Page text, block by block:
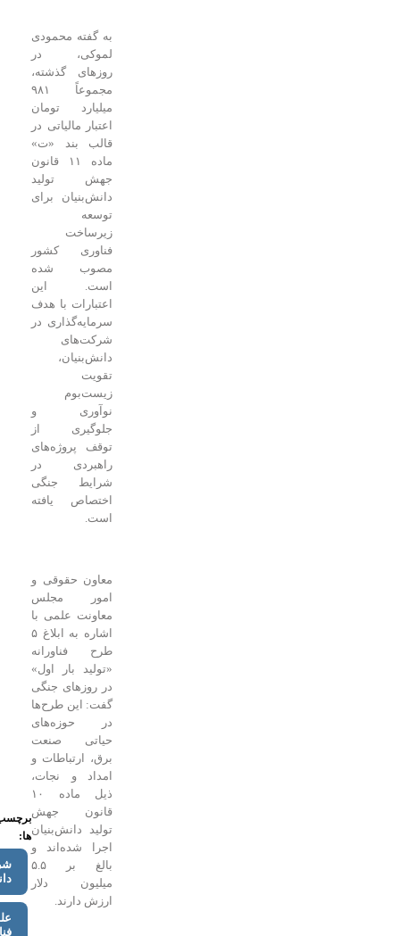
به گفته محمودی
لموکی، در
روزهای گذشته،
مجموعاً ۹۸۱
میلیارد تومان
اعتبار مالیاتی در
قالب بند «ت»
ماده ۱۱ قانون
جهش تولید
دانش‌بنیان برای
فناوری کشور
مصوب شده
است. این
اعتبارات با هدف
سرمایه‌گذاری در
نوآوری و
جلوگیری از
توقف پروژه‌های
راهبردی در
شرایط جنگی
اختصاص یافته
معاون حقوقی و
امور مجلس
معاونت علمی با
اشاره به ابلاغ ۵
طرح فناورانه
«تولید بار اول»
در روزهای جنگی
گفت: این طرح‌ها
در حوزه‌های
حیاتی صنعت
برق، ارتباطات و
امداد و نجات،
ذیل ماده ۱۰
قانون جهش
تولید دانش‌بنیان
اجرا شده‌اند و
بالغ بر ۵.۵
میلیون دلار
برچسب
ها:
شرکت‌های
دانش‌بنیان